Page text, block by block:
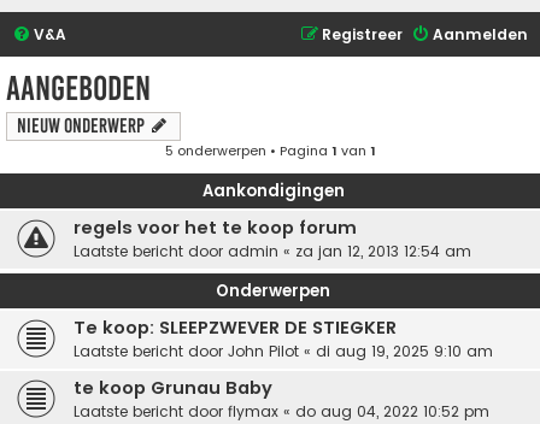
V&A Aanmelden
Registreer
Aangeboden
Nieuw onderwerp
5 onderwerpen • Pagina 1 van 1
Aankondigingen
regels voor het te koop forum
Laatste bericht door admin « za jan 12, 2013 12:54 am
Onderwerpen
Te koop: SLEEPZWEVER DE STIEGKER
Laatste bericht door John Pilot « di aug 19, 2025 9:10 am
te koop Grunau Baby
Laatste bericht door flymax « do aug 04, 2022 10:52 pm